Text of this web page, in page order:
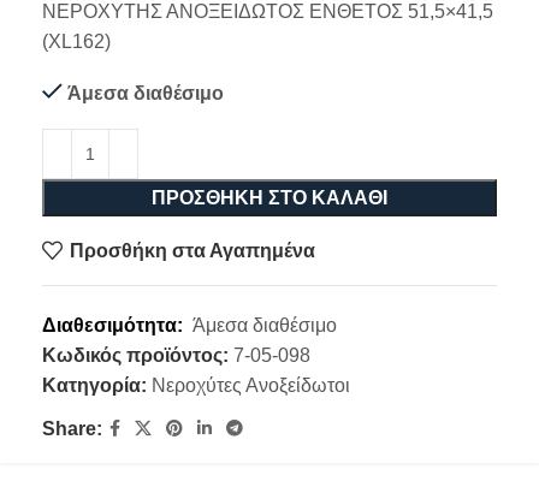
ΝΕΡΟΧΥΤΗΣ ΑΝΟΞΕΙΔΩΤΟΣ ΕΝΘΕΤΟΣ 51,5×41,5
(XL162)
Άμεσα διαθέσιμο
ΠΡΟΣΘΉΚΗ ΣΤΟ ΚΑΛΆΘΙ
Προσθήκη στα Αγαπημένα
Διαθεσιμότητα: Άμεσα διαθέσιμο
Κωδικός προϊόντος: 7-05-098
Κατηγορία: Νεροχύτες Ανοξείδωτοι
Share: